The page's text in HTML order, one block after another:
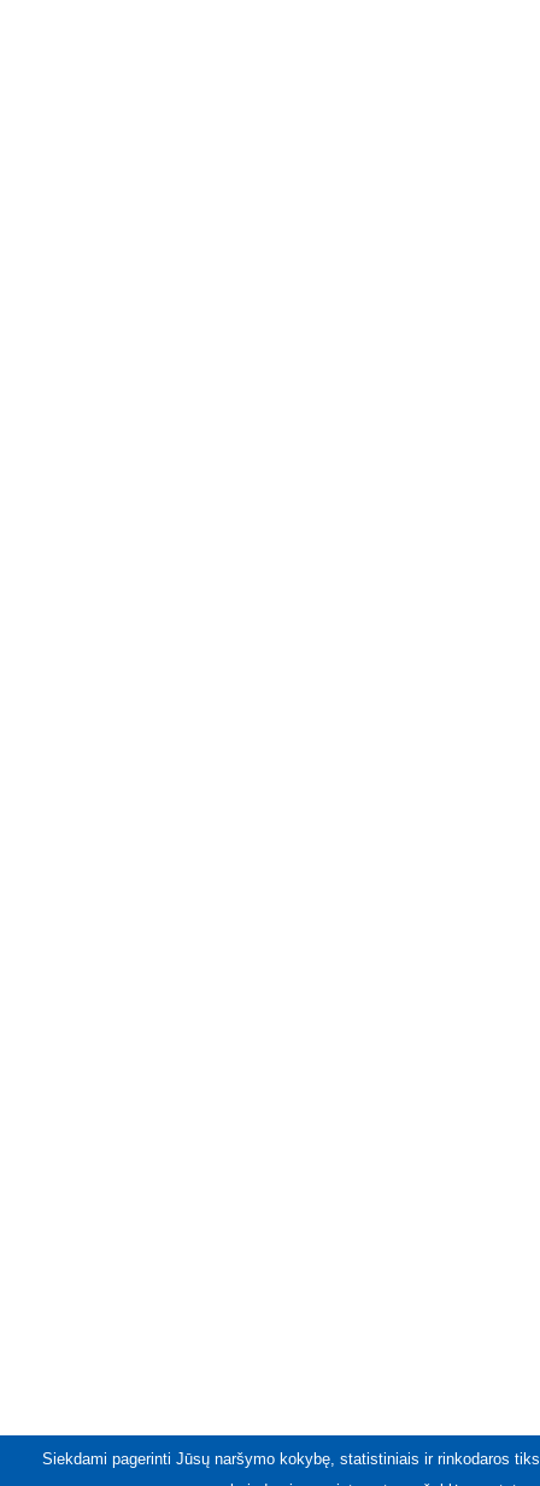
Siekdami pagerinti Jūsų naršymo kokybę, statistiniais ir rinkodaros